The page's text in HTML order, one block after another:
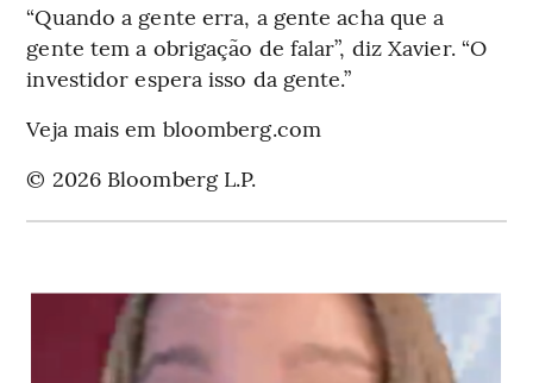
“Quando a gente erra, a gente acha que a
gente tem a obrigação de falar”, diz Xavier. “O
investidor espera isso da gente.”
Veja mais em bloomberg.com
© 2026 Bloomberg L.P.